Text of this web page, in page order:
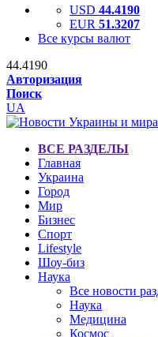
USD 44.4190
EUR 51.3207
Все курсы валют
44.4190
Авторизация
Поиск
UA
ВСЕ РАЗДЕЛЫ
Главная
Украина
Город
Мир
Бизнес
Спорт
Lifestyle
Шоу-биз
Наука
Все новости
Наука
Медицина
Космос